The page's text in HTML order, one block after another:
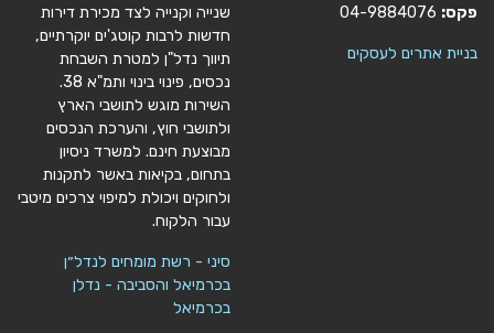
פקס:
בניית אתרים לעסקים
שנייה וקנייה לצד מכירת דירות
חדשות לרבות קוטג'ים יוקרתיים,
תיווך נדל"ן למטרת השבחת
נכסים, פינוי בינוי ותמ"א 38.
השירות מוגש לתושבי הארץ
ולתושבי חוץ, והערכת הנכסים
מבוצעת חינם. למשרד ניסיון
בתחום, בקיאות באשר לתקנות
ולחוקים ויכולת למיפוי צרכים מיטבי
עבור הלקוח.
סיני - רשת מומחים לנדל״ן
בכרמיאל והסביבה - נדלן
בכרמיאל